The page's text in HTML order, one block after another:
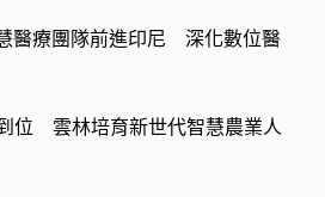
醫療團隊前進印尼 深化數位醫
位 雲林培育新世代智慧農業人